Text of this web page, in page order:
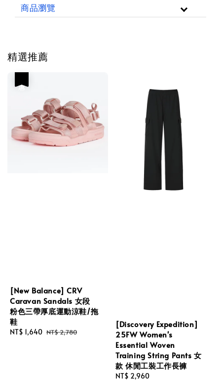
商品瀏覽
精選推薦
[New Balance] CRV
Caravan Sandals 女段
粉色三帶厚底運動涼鞋/拖
鞋
Sale
NT$ 1,640 Regular
NT$ 2,780
[Discovery Expedition]
25FW Women's
Essential Woven
Training String Pants 女
款 休閒工裝工作長褲
Regular
NT$ 2,960